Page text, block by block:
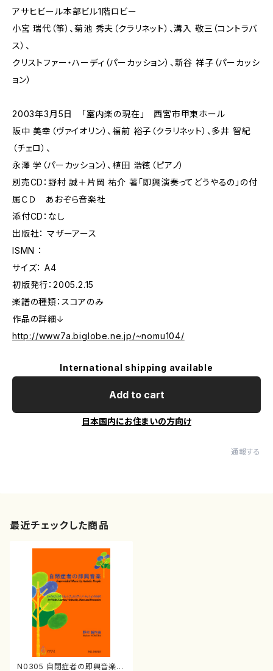
アサヒビール本部ビル1階ロビー
小宮 瑞代（筝）、菊池 秀夫（クラリネット）、溝入 敬三（コントラバ
ス）、
クリストファー・ハーディ（パーカッション）、新谷 祥子（パーカッシ
ョン）
2003年3月5日 「室内楽の現在」 西宮市甲東ホール
阪中 美幸（ヴァイオリン）、福前 裕子（クラリネット）、多井 智紀
（チェロ）、
永澤 学（パーカッション）、植田 浩徳（ピアノ）
別売CD：野村 誠＋片岡 祐介 著「即興演奏ってどうやるの」の付
属ＣＤ あおぞら音楽社
添付CD：なし
出版社： マザーアース
ISMN ：
サイズ： A4
初版発行：2005.2.15
楽譜の種類：スコアのみ
作品の詳細↓
http://www7a.biglobe.ne.jp/~nomu104/
International shipping available
Add to cart
日本国内にお住まいの方向け
通報する
最近チェックした商品
N0305 自閉症者の即興音楽